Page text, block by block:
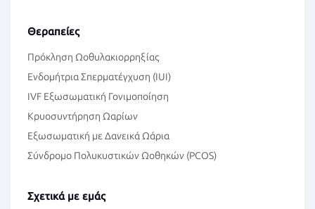
Θεραπείες
Πρόκληση Ωοθυλακιορρηξίας
Ενδομήτρια Σπερματέγχυση (IUI)
IVF Εξωσωματική Γονιμοποίηση
Κρυοσυντήρηση Ωαρίων
Εξωσωματική με Δανεικά Ωάρια
Σύνδρομο Πολυκυστικών Ωοθηκών (PCOS)
Σχετικά με εμάς